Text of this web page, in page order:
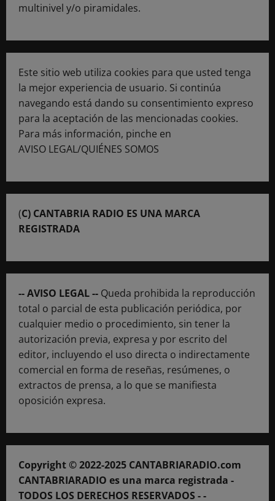
multinivel y/o piramidales.
Este sitio web utiliza cookies para que usted tenga
la mejor experiencia de usuario. Si continúa
navegando está dando su consentimiento expreso
para la aceptación de las mencionadas cookies.
Para más información, pinche en
AVISO LEGAL/QUIÉNES SOMOS
(C) CANTABRIA RADIO ES UNA MARCA
REGISTRADA
-- AVISO LEGAL -- Queda prohibida la reproducción
total o parcial de esta publicación periódica, por
cualquier medio o procedimiento, sin tener la
autorización previa, expresa y por escrito del
editor, incluyendo el uso directa o indirectamente
comercial en forma de reseñas, resúmenes, o
extractos de prensa, a lo que se manifiesta
oposición expresa.
Copyright © 2022-2025 CANTABRIARADIO.com
CANTABRIARADIO es una marca registrada -
TODOS LOS DERECHOS RESERVADOS - -